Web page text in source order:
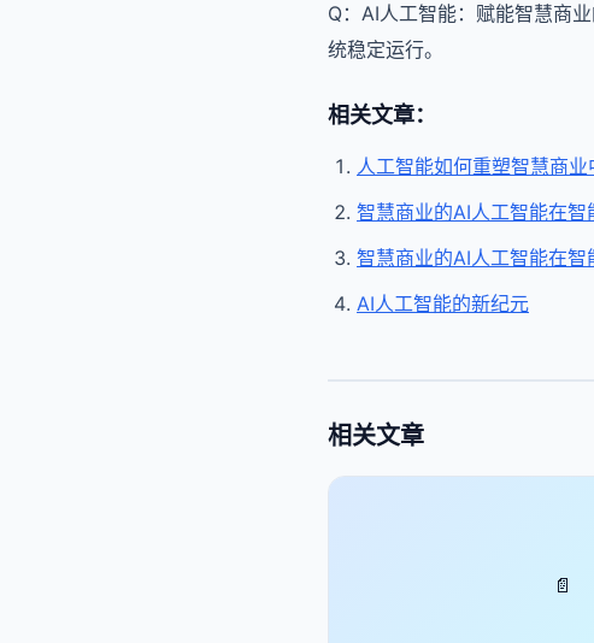
Q：AI人工智能：赋能智慧商
统稳定运行。
相关文章：
人工智能如何重塑智慧商
智慧商业的AI人工智能在智
智慧商业的AI人工智能在智
AI人工智能的新纪元
相关文章
📄